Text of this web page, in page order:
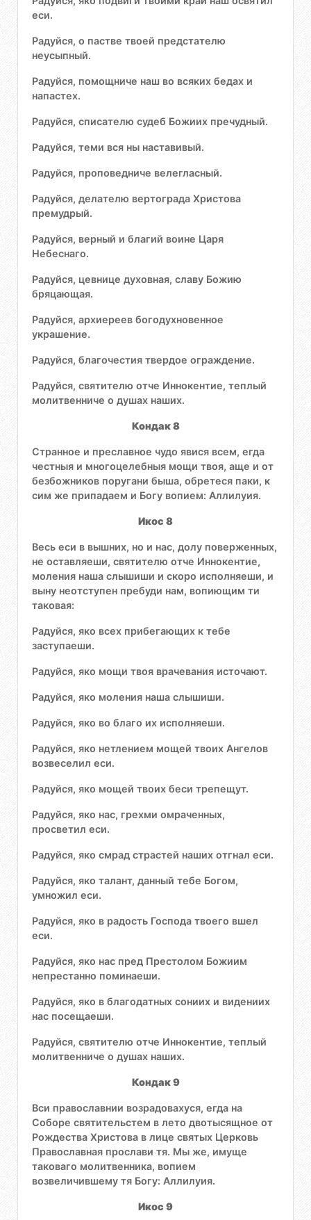
еси.
Радуйся, о пастве твоей предстателю
неусыпный.
Радуйся, помощниче наш во всяких бедах и
напастех.
Радуйся, списателю судеб Божиих пречудный.
Радуйся, теми вся ны наставивый.
Радуйся, проповедниче велегласный.
Радуйся, делателю вертограда Христова
премудрый.
Радуйся, верный и благий воине Царя
Небеснаго.
Радуйся, цевнице духовная, славу Божию
бряцающая.
Радуйся, архиереев богодухновенное
украшение.
Радуйся, благочестия твердое ограждение.
Радуйся, святителю отче Иннокентие, теплый
молитвенниче о душах наших.
Кондак 8
Странное и преславное чудо явися всем, егда
честныя и многоцелебныя мощи твоя, аще и от
безбожников поругани быша, обретеся паки, к
сим же припадаем и Богу вопием: Аллилуия.
Икос 8
Весь еси в вышних, но и нас, долу поверженных,
не оставляеши, святителю отче Иннокентие,
моления наша слышиши и скоро исполняеши, и
выну неотступен пребуди нам, вопиющим ти
таковая:
Радуйся, яко всех прибегающих к тебе
заступаеши.
Радуйся, яко мощи твоя врачевания источают.
Радуйся, яко моления наша слышиши.
Радуйся, яко во благо их исполняеши.
Радуйся, яко нетлением мощей твоих Ангелов
возвеселил еси.
Радуйся, яко мощей твоих беси трепещут.
Радуйся, яко нас, грехми омраченных,
просветил еси.
Радуйся, яко смрад страстей наших отгнал еси.
Радуйся, яко талант, данный тебе Богом,
умножил еси.
Радуйся, яко в радость Господа твоего вшел
еси.
Радуйся, яко нас пред Престолом Божиим
непрестанно поминаеши.
Радуйся, яко в благодатных сониих и видениих
нас посещаеши.
Радуйся, святителю отче Иннокентие, теплый
молитвенниче о душах наших.
Кондак 9
Вси православнии возрадовахуся, егда на
Соборе святительстем в лето двотысящное от
Рождества Христова в лице святых Церковь
Православная прослави тя. Мы же, имуще
таковаго молитвенника, вопием
возвеличившему тя Богу: Аллилуия.
Икос 9